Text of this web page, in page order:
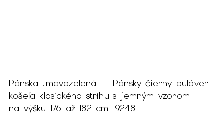
Pánska tmavozelená
košeľa klasického strihu
na výšku 176 až 182 cm
Pánsky čierny pulóver
s jemným vzorom
19248